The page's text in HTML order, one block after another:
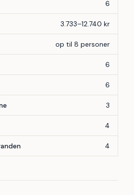
6
3.733–12.740 kr
op til 8 personer
6
6
3
4
4